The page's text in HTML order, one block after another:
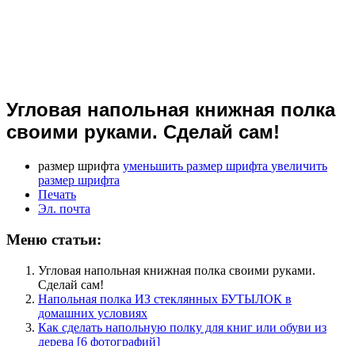
Угловая напольная книжная полка
своими руками. Сделай сам!
размер шрифта уменьшить размер шрифта увеличить
размер шрифта
Печать
Эл. почта
Меню статьи:
Угловая напольная книжная полка своими руками.
Сделай сам!
Напольная полка ИЗ стеклянных БУТЫЛОК в
домашних условиях
Как сделать напольную полку для книг или обуви из
дерева [6 фотографий]